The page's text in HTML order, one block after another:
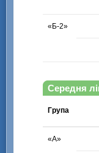
«Б-2»
Середня
Група
«А»